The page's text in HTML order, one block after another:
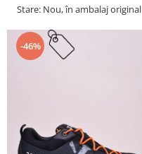
Stare: Nou, în ambalaj original
-46%